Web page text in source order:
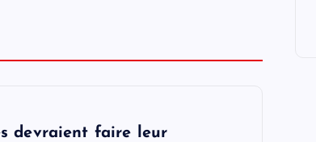
devraient faire leur